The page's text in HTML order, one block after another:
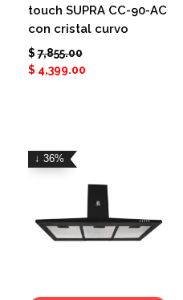
touch SUPRA CC-90-AC
con cristal curvo
$ 7,855.00
$ 4,399.00
↓ 36%